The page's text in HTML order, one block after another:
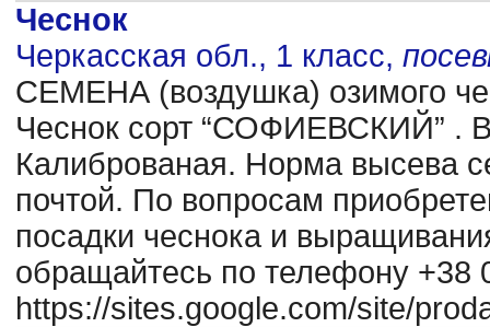
Чеснок
Черкасская обл., 1 класс,
CЕМЕНА (воздушка) озимого
Чеснок сорт “СОФИЕВСКИЙ” .
Калиброваная. Норма высева
почтой. По вопросам
посадки чеснока и
обращайтесь по телефону +38
https://sites.google.com/site/